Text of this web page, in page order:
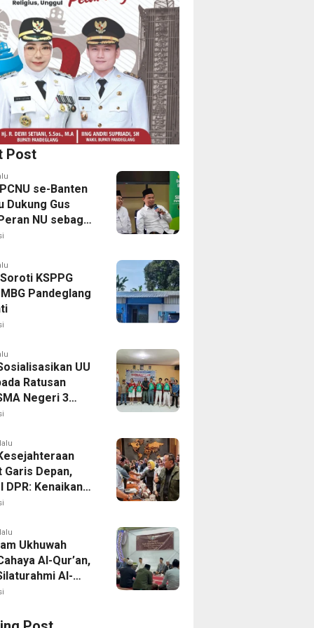
Post
se-Banten
Dukung Gus
NU sebagai
Sipil Kian
KSPPG
Pandeglang
UU
Ratusan
Negeri 3
Garis Depan,
DPR: Kenaikan
Ukhuwah
Al-Qur’an,
Al-
Bersiap